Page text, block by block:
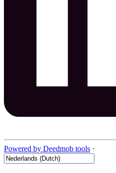
Powered by Deedmob tools ·